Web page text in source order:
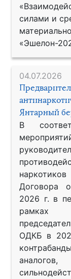
силами и
«Эшелон-
04.07.2026
Янтарный
В
Договора
2026 г. в
рамках
ОДКБ в